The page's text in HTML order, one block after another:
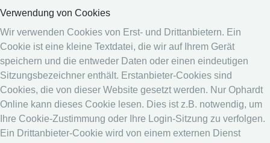
Verwendung von Cookies
Wir verwenden Cookies von Erst- und Drittanbietern. Ein
Cookie ist eine kleine Textdatei, die wir auf Ihrem Gerät
speichern und die entweder Daten oder einen eindeutigen
Sitzungsbezeichner enthält. Erstanbieter-Cookies sind
Cookies, die von dieser Website gesetzt werden. Nur Ophardt
Online kann dieses Cookie lesen. Dies ist z.B. notwendig, um
Ihre Cookie-Zustimmung oder Ihre Login-Sitzung zu verfolgen.
Ein Drittanbieter-Cookie wird von einem externen Dienst
Online System
Online System
Kalender
Rangliste
Rechtshinweis